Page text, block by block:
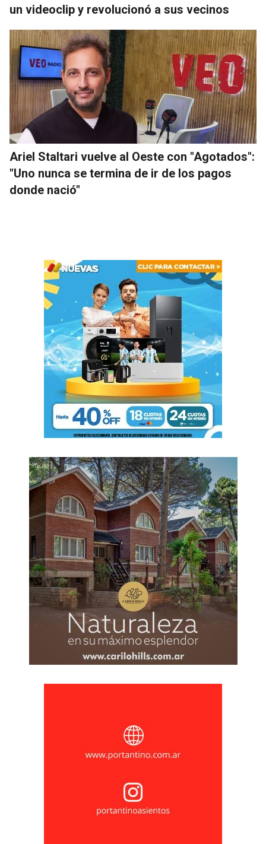
un videoclip y revolucionó a sus vecinos
Ariel Staltari vuelve al Oeste con "Agotados":
"Uno nunca se termina de ir de los pagos
donde nació"